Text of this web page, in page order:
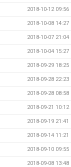
2018-10-12 09:56
2018-10-08 14:27
2018-10-07 21:04
2018-10-04 15:27
2018-09-29 18:25
2018-09-28 22:23
2018-09-28 08:58
2018-09-21 10:12
2018-09-19 21:41
2018-09-14 11:21
2018-09-10 09:55
2018-09-08 13:48